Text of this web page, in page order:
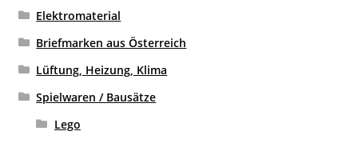
Elektromaterial
Briefmarken aus Österreich
Lüftung, Heizung, Klima
Spielwaren / Bausätze
Lego